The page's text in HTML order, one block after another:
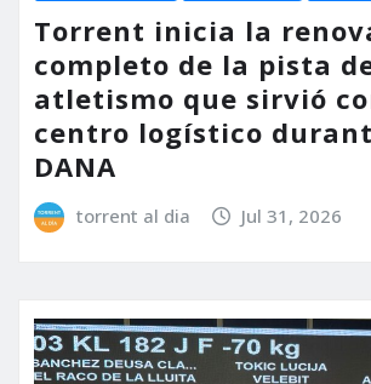
Torrent inicia la
completo de la pista
atletismo que sirvió
centro logístico
DANA
torrent al dia Jul 31, 2026